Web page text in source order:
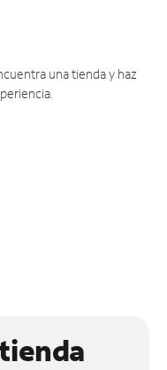
una tienda y haz